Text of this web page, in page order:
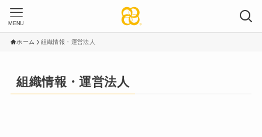
MENU
ホーム 組織情報・運営法人
組織情報・運営法人